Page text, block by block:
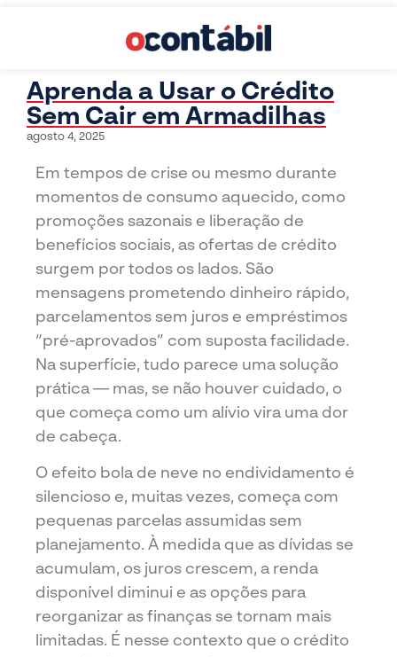
Aprenda a Usar o Crédito
Sem Cair em Armadilhas
agosto 4, 2025
Em tempos de crise ou mesmo durante
momentos de consumo aquecido, como
promoções sazonais e liberação de
benefícios sociais, as ofertas de crédito
surgem por todos os lados. São
mensagens prometendo dinheiro rápido,
parcelamentos sem juros e empréstimos
“pré-aprovados” com suposta facilidade.
Na superfície, tudo parece uma solução
prática — mas, se não houver cuidado, o
que começa como um alívio vira uma dor
de cabeça.
O efeito bola de neve no endividamento é
silencioso e, muitas vezes, começa com
pequenas parcelas assumidas sem
planejamento. À medida que as dívidas se
acumulam, os juros crescem, a renda
disponível diminui e as opções para
reorganizar as finanças se tornam mais
limitadas. É nesse contexto que o crédito